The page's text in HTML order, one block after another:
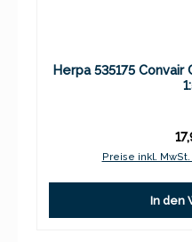
Herpa 535175
Preise inkl.
In den